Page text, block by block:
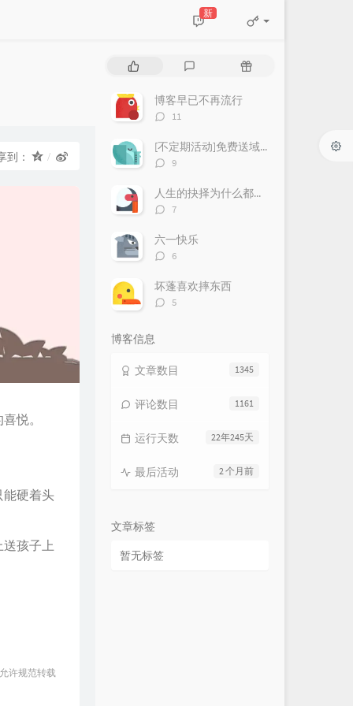
新
到：
悦。
硬着头
孩子上
许规范转载
章
评
随
博客早已不再流行
评
数：
11
[不定期活动]免费送域名或空间
评
数：
9
人生的抉择为什么都这么让人无奈？
评
数：
7
六一快乐
评
数：
6
坏蓬喜欢摔东西
评
5
博客信息
1345
文章数目
1161
评论数目
22年245天
运行天数
2 个月前
最后活动
文章标签
暂无标签